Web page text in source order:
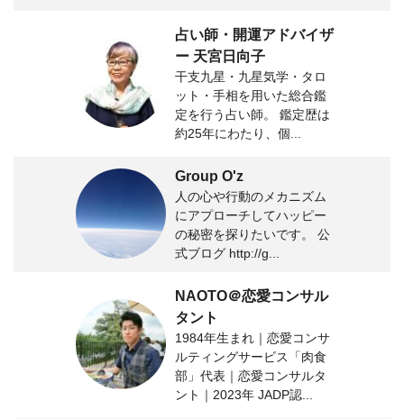
占い師・開運アドバイザ
ー 天宮日向子
干支九星・九星気学・タロ
ット・手相を用いた総合鑑
定を行う占い師。 鑑定歴は
約25年にわたり、個...
Group O'z
人の心や行動のメカニズム
にアプローチしてハッピー
の秘密を探りたいです。 公
式ブログ http://g...
NAOTO＠恋愛コンサル
タント
1984年生まれ｜恋愛コンサ
ルティングサービス「肉食
部」代表｜恋愛コンサルタ
ント｜2023年 JADP認...